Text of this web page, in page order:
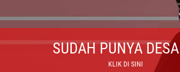
SUDAH PUNYA
KLIK DI SINI